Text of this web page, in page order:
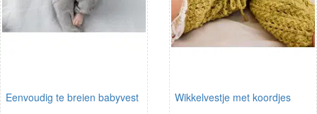
Eenvoudig te breien babyvest Wikkelvestje met koordjes